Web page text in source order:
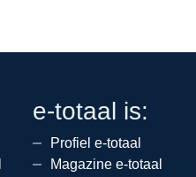
e-totaal is:
Profiel e-totaal
Magazine e-totaal